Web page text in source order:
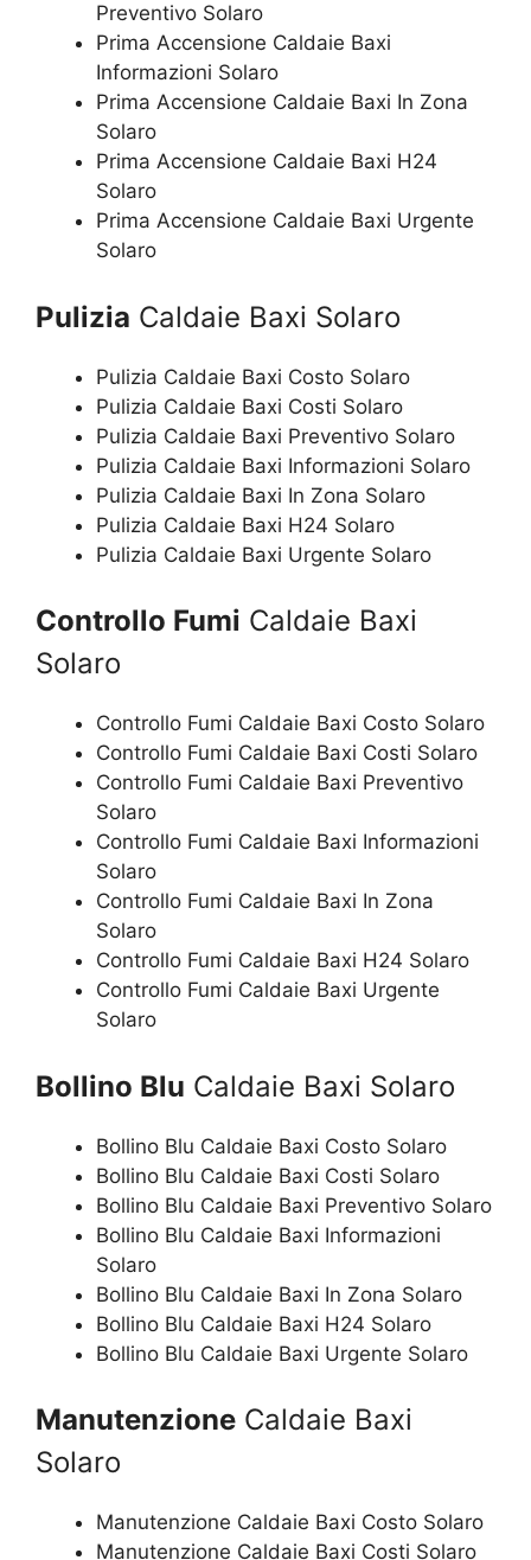
Preventivo Solaro
Prima Accensione Caldaie Baxi
Informazioni Solaro
Prima Accensione Caldaie Baxi In Zona
Solaro
Prima Accensione Caldaie Baxi H24
Solaro
Prima Accensione Caldaie Baxi Urgente
Solaro
Pulizia Caldaie Baxi Solaro
Pulizia Caldaie Baxi Costo Solaro
Pulizia Caldaie Baxi Costi Solaro
Pulizia Caldaie Baxi Preventivo Solaro
Pulizia Caldaie Baxi Informazioni Solaro
Pulizia Caldaie Baxi In Zona Solaro
Pulizia Caldaie Baxi H24 Solaro
Pulizia Caldaie Baxi Urgente Solaro
Controllo Fumi Caldaie Baxi
Solaro
Controllo Fumi Caldaie Baxi Costo Solaro
Controllo Fumi Caldaie Baxi Costi Solaro
Controllo Fumi Caldaie Baxi Preventivo
Solaro
Controllo Fumi Caldaie Baxi Informazioni
Solaro
Controllo Fumi Caldaie Baxi In Zona
Solaro
Controllo Fumi Caldaie Baxi H24 Solaro
Controllo Fumi Caldaie Baxi Urgente
Solaro
Bollino Blu Caldaie Baxi Solaro
Bollino Blu Caldaie Baxi Costo Solaro
Bollino Blu Caldaie Baxi Costi Solaro
Bollino Blu Caldaie Baxi Preventivo Solaro
Bollino Blu Caldaie Baxi Informazioni
Solaro
Bollino Blu Caldaie Baxi In Zona Solaro
Bollino Blu Caldaie Baxi H24 Solaro
Bollino Blu Caldaie Baxi Urgente Solaro
Manutenzione Caldaie Baxi
Solaro
Manutenzione Caldaie Baxi Costo Solaro
Manutenzione Caldaie Baxi Costi Solaro